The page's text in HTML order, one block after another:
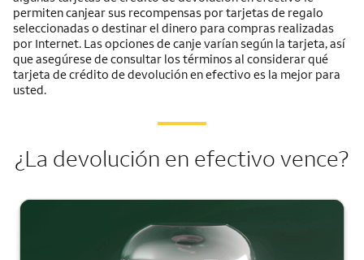
permiten canjear sus recompensas por tarjetas de regalo
seleccionadas o destinar el dinero para compras realizadas
por Internet. Las opciones de canje varían según la tarjeta, así
que asegúrese de consultar los términos al considerar qué
tarjeta de crédito de devolución en efectivo es la mejor para
usted.
¿La devolución en efectivo vence?